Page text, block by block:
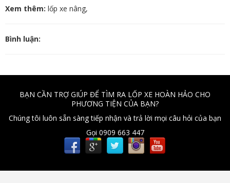
Xem thêm: lốp xe nâng,
Bình luận:
BẠN CẦN TRỢ GIÚP ĐỂ TÌM RA LỐP XE HOÀN HẢO CHO
PHƯƠNG TIỆN CỦA BẠN?
Chúng tôi luôn sẵn sàng tiếp nhận và trả lời mọi câu hỏi của bạn
Gọi 0909 663 447